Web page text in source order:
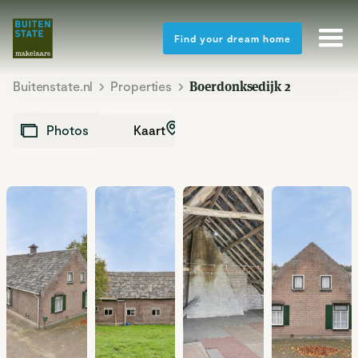
Find your dream home
Buitenstate.nl Properties Boerdonksedijk 2
Photos Kaart